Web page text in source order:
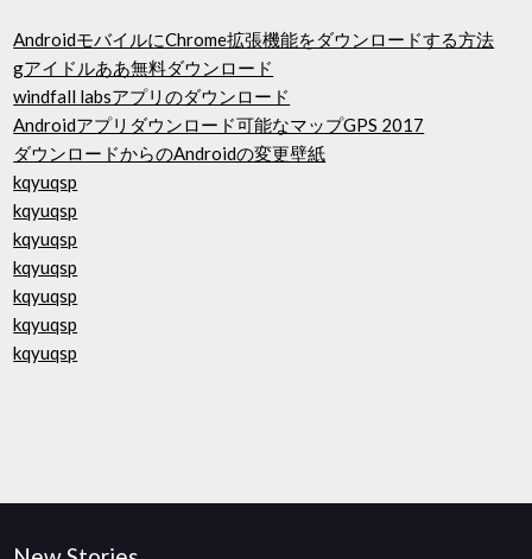
AndroidモバイルにChrome拡張機能をダウンロードする方法
gアイドルああ無料ダウンロード
windfall labsアプリのダウンロード
Androidアプリダウンロード可能なマップGPS 2017
ダウンロードからのAndroidの変更壁紙
kqyuqsp
kqyuqsp
kqyuqsp
kqyuqsp
kqyuqsp
kqyuqsp
kqyuqsp